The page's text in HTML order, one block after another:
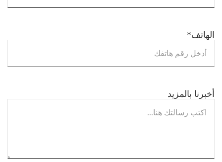
الهاتف*
أخبرنا بالمزيد